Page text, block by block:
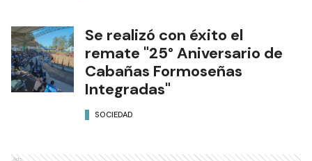
Se realizó con éxito el
remate "25° Aniversario de
Cabañas Formoseñas
Integradas"
SOCIEDAD
Ads